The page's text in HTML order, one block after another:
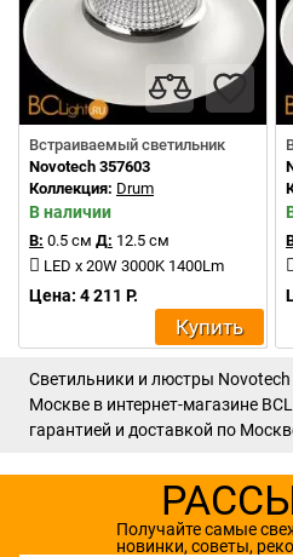
Встраиваемый светильник
Novotech 357603
Коллекция: Drum
В наличии
В: 0.5 см Д: 12.5 см
LED x 20W 3000K 1400Lm
Цена: 4 211 Р.
Купить
Светильники и люстры
Москве в интернет-магазине
гарантией и доставкой по
Получайте самые
новинки, советы,